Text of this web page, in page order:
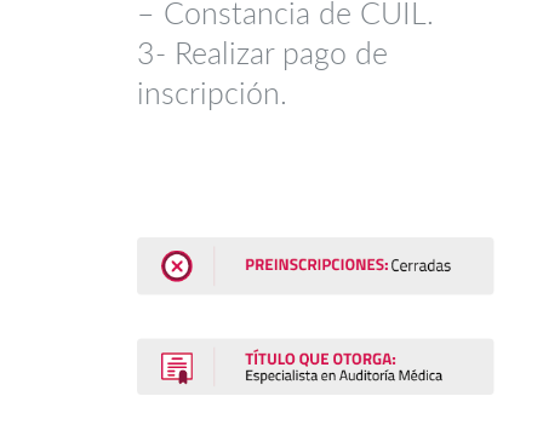
– Constancia de CUIL.
3- Realizar pago de
inscripción.